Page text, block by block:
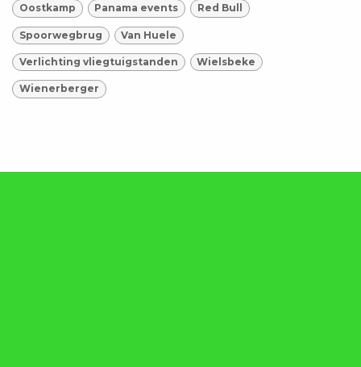
Oostkamp Panama events Red Bull
Spoorwegbrug Van Huele
Verlichting vliegtuigstanden Wielsbeke
Wienerberger